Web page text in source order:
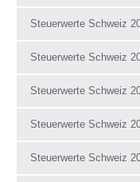
Steuerwerte Schweiz
Steuerwerte Schweiz
Steuerwerte Schweiz
Steuerwerte Schweiz
Steuerwerte Schweiz